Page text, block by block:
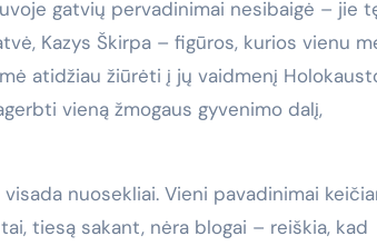
gatvių pervadinimai nesibaigė – jie
Kazys Škirpa – figūros, kurios vienu
atidžiau žiūrėti į jų vaidmenį
vieną žmogaus gyvenimo dalį,
nuosekliai. Vieni pavadinimai
tiesą sakant, nėra blogai – reiškia, kad